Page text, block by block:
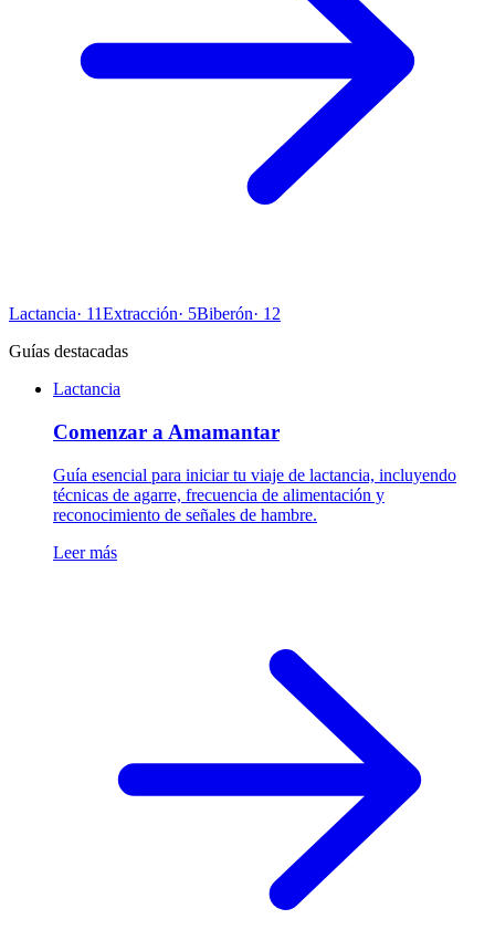
Lactancia· 11Extracción· 5Biberón· 12
Guías destacadas
Lactancia
Comenzar a Amamantar
Guía esencial para iniciar tu viaje de lactancia, incluyendo
técnicas de agarre, frecuencia de alimentación y
reconocimiento de señales de hambre.
Leer más